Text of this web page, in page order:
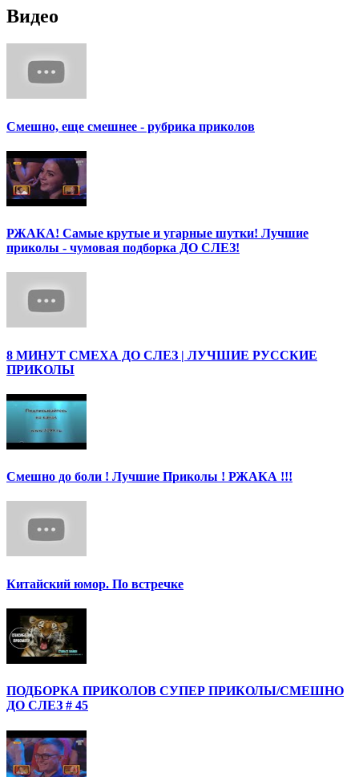
Видео
Смешно, еще смешнее - рубрика приколов
РЖАКА! Самые крутые и угарные шутки! Лучшие
приколы - чумовая подборка ДО СЛЕЗ!
8 МИНУТ СМЕХА ДО СЛЕЗ | ЛУЧШИЕ РУССКИЕ
ПРИКОЛЫ
Смешно до боли ! Лучшие Приколы ! РЖАКА !!!
Китайский юмор. По встречке
ПОДБОРКА ПРИКОЛОВ СУПЕР ПРИКОЛЫ/СМЕШНО
ДО СЛЕЗ # 45